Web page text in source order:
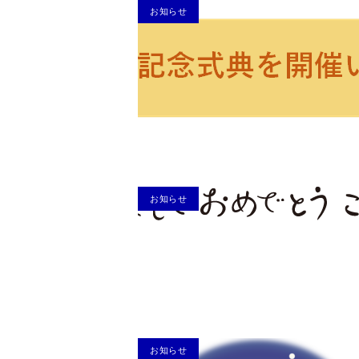
お知らせ
お知らせ
お知らせ